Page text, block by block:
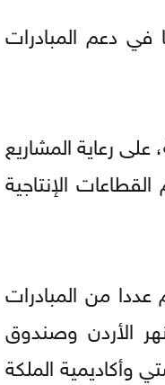
في دعم المبادرات
رعاية المشاريع
الإنتاجية
من المبادرات
الأردن وصندوق
وأكاديمية الملكة